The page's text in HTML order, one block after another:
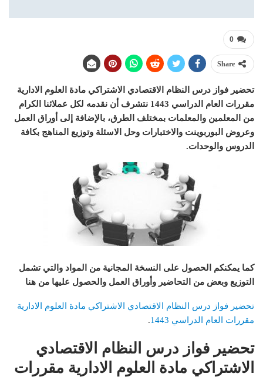
0
Share
تحضير فواز درس النظام الاقتصادي الاشتراكي مادة العلوم الادارية
مقررات العام الدراسي 1443 نتشرف أن نقدمه لكل عملائنا الكرام
من المعلمين والمعلمات بمختلف الطرق، بالإضافة إلى أوراق العمل
وعروض البوربوينت والاختبارات وحل الاسئلة وتوزيع المناهج بكافة
الدروس والوحدات.
كما يمكنكم الحصول على النسخة المجانية من المواد والتي تشمل
التوزيع وبعض من التحاضير وأوراق العمل والحصول عليها من هنا
تحضير فواز درس النظام الاقتصادي الاشتراكي مادة العلوم الادارية
مقررات العام الدراسي 1443
.
تحضير فواز درس النظام الاقتصادي
الاشتراكي مادة العلوم الادارية مقررات